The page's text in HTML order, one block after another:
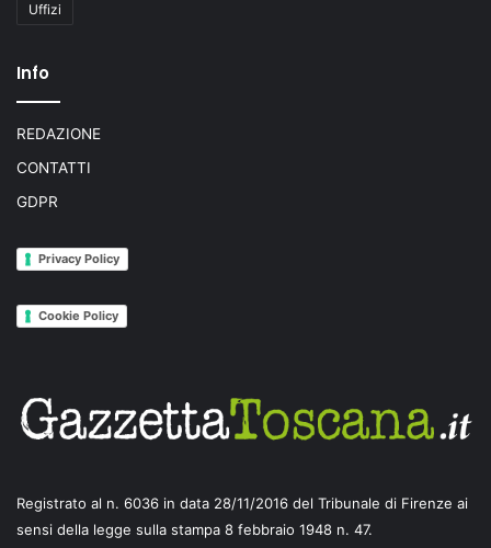
Uffizi
Info
REDAZIONE
CONTATTI
GDPR
Privacy Policy
Cookie Policy
Registrato al n. 6036 in data 28/11/2016 del Tribunale di Firenze ai
sensi della legge sulla stampa 8 febbraio 1948 n. 47.